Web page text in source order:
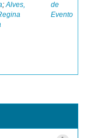
;Alves,
de
Evento